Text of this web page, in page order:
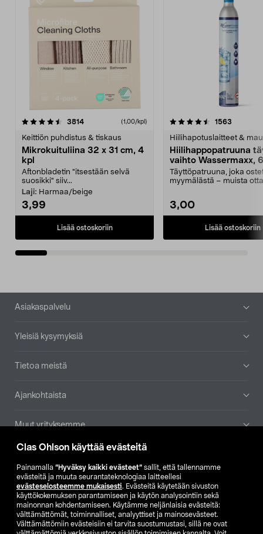
Clas Ohlson käyttää evästeitä
Painamalla ”Hyväksy kaikki evästeet” sallit, että tallennamme
evästeitä ja muuta seurantateknologiaa laitteellesi
evästeselosteemme mukaisesti. Evästeitä käytetään sivuston
käyttökokemuksen parantamiseen ja käytön analysointiin sekä
mainonnan kohdentamiseen. Käytämme neljänlaisia evästeitä:
välttämättömät, toiminnalliset, analyyttiset ja mainosevästeet.
Välttämättömiin evästeisiin ei tarvita suostumustasi, sillä ne ovat
3814arvostelut (1,00/kpl)
Keittiön puhdistus & tiskaus
Mikrokuituliina 32 x 31 cm, 4
kpl
Aftonbladetin "itsestään selvä
suosikki" siiv...
Laji: Harmaa/beige
3,99
Lisää ostoskoriin
4.5viidestä
1563
Hiilihapotuslaitteet &
Hiilihappopatruuna
vaihto Wassermaxx,
Täyttöpatruuna, joka
myymälästä – muista
3,00
Lisää ostoskoriin
4.5viidestä
Alatunniste
Asiakaspalvelu
Yleisiä kysymyksiä
Tietoa meistä
Ajankohtaista
Muut yrityksemme
Etsi myymälä
SE NO FI
FI SV